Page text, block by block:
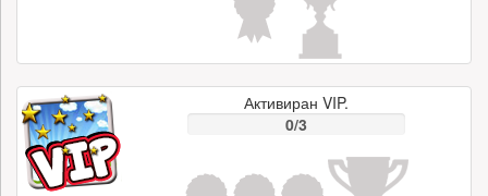
Активиран VIP.
0/3